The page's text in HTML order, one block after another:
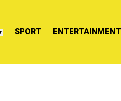
SPORT ENTERTAINMENT